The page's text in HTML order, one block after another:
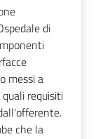
di
messi a
requisiti
che la